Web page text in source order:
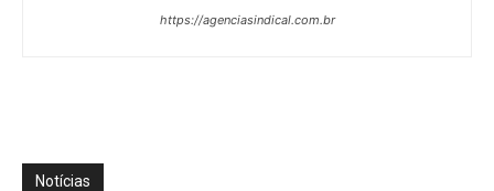
https://agenciasindical.com.br
Notícias